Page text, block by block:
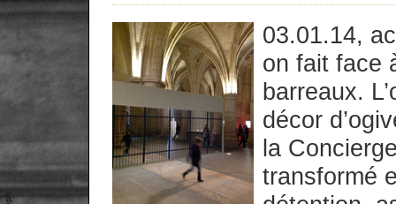
03.01.14,
on fait face
barreaux.
décor
la
transformé